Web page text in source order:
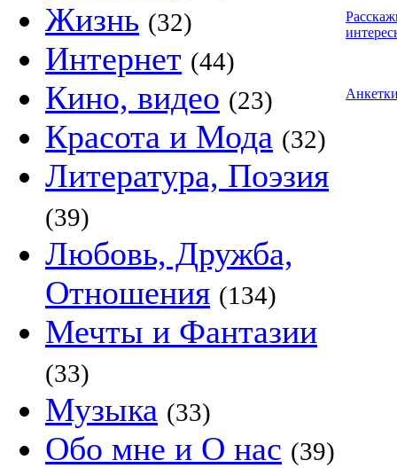
Жизнь (32)
Интернет (44)
Кино, видео (23)
Красота и Мода (32)
Литература, Поэзия
(39)
Любовь, Дружба,
Отношения (134)
Мечты и Фантазии
(33)
Музыка (33)
Обо мне и О нас (39)